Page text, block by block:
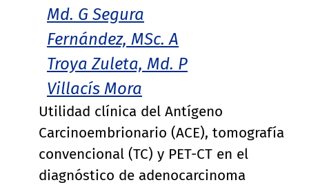
Md. G Segura
Fernández, MSc. A
Troya Zuleta, Md. P
Villacís Mora
Utilidad clínica del Antígeno
Carcinoembrionario (ACE), tomografía
convencional (TC) y PET-CT en el
diagnóstico de adenocarcinoma